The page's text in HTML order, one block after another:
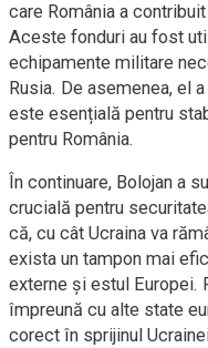
care România a
Aceste fonduri au fost
echipamente militare
Rusia. De asemenea, el
este esențială pentru
pentru România.
În continuare, Bolojan a
crucială pentru
că, cu cât Ucraina va
exista un tampon mai
externe și estul Europei.
împreună cu alte state
corect în sprijinul